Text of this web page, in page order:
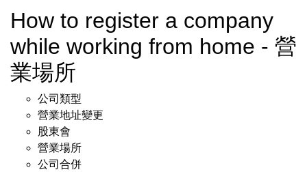
How to register a company
while working from home - 營
業場所
公司類型
營業地址變更
股東會
營業場所
公司合併